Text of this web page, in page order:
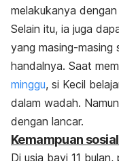
melakukanya dengan
Selain itu, ia juga
yang masing-masing
handalnya. Saat
minggu, si Kecil
dalam wadah.
dengan lancar.
Kemampuan
Di usia bayi 11